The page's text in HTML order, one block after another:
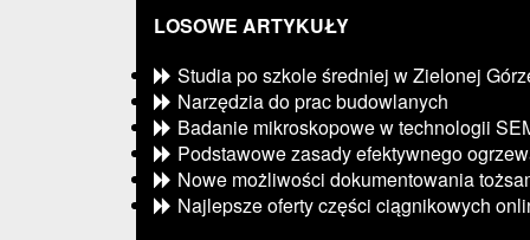
LOSOWE ARTYKUŁY
Studia po szkole średniej w Zielonej
Narzędzia do prac budowlanych
Badanie mikroskopowe w technologii
Podstawowe zasady efektywnego
Nowe możliwości dokumentowania
Najlepsze oferty części ciągnikowych